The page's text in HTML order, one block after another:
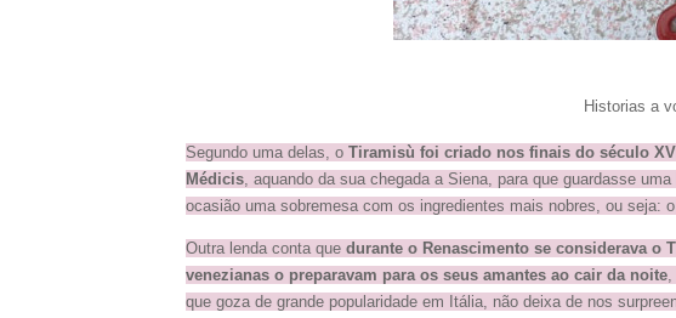
Historias a
Segundo uma delas, o Tiramisù foi criado nos finais do século
Médicis, aquando da sua chegada a Siena, para que guardasse
ocasião uma sobremesa com os ingredientes mais nobres, ou seja: o
Outra lenda conta que durante o Renascimento se considerava
venezianas o preparavam para os seus amantes ao cair da noite,
que goza de grande popularidade em Itália, não deixa de nos